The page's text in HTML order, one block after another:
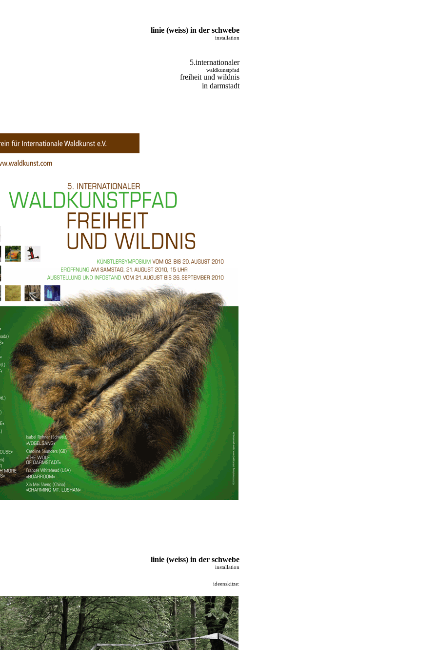
linie (weiss) in der schwebe
installation
5.internationaler
waldkunstpfad
freiheit und wildnis
in darmstadt
linie (weiss) in der schwebe
installation
ideenskitze: